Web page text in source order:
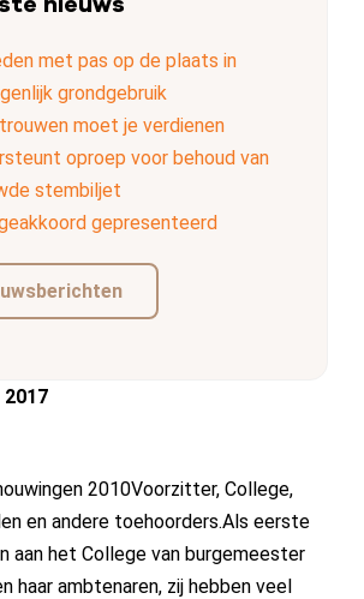
met pas op de plaats in
grondgebruik
moet je verdienen
oproep voor behoud van
stembiljet
gepresenteerd
2017
2010Voorzitter, College,
en andere toehoorders.Als eerste
aan het College van burgemeester
haar ambtenaren, zij hebben veel